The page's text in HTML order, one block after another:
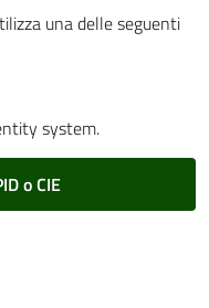
una delle seguenti
system.
o CIE